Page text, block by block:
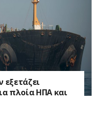
εξετάζει
πλοία ΗΠΑ και